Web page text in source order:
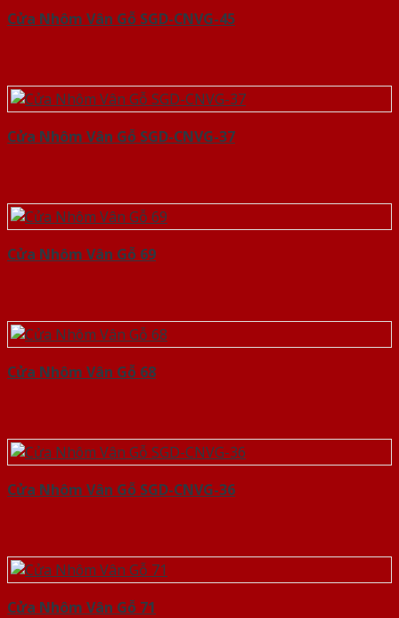
Cửa Nhôm Vân Gỗ SGD-CNVG-45
Cửa Nhôm Vân Gỗ SGD-CNVG-37
Cửa Nhôm Vân Gỗ 69
Cửa Nhôm Vân Gỗ 68
Cửa Nhôm Vân Gỗ SGD-CNVG-36
Cửa Nhôm Vân Gỗ 71